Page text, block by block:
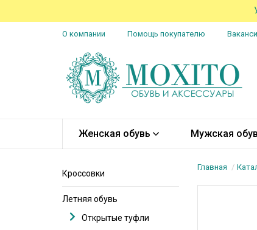
О компании Помощь покупателю
Женская обувь Мужская
Главная
Кроссовки
Летняя обувь
Открытые туфли